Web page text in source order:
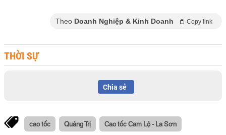
Theo Doanh Nghiệp & Kinh Doanh Copy link
THỜI SỰ
Chia sẻ
cao tốc Quảng Trị Cao tốc Cam Lộ - La Sơn